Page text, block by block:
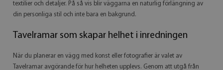
textilier och detaljer. På så vis blir väggarna en naturlig förlängning av
din personliga stil och inte bara en bakgrund.
Tavelramar som skapar helhet i inredningen
När du planerar en vägg med konst eller fotografier är valet av
Tavelramar avgörande för hur helheten upplevs. Genom att utgå från